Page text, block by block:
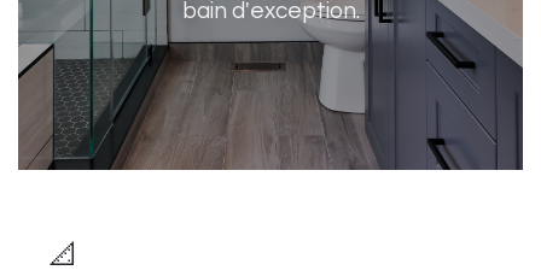
bain d'exception.
📐